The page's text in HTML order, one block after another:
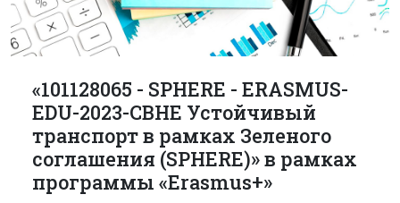
«101128065 - SPHERE - ERASMUS-
EDU-2023-CBHE Устойчивый
транспорт в рамках Зеленого
соглашения (SPHERE)» в рамках
программы «Erasmus+»